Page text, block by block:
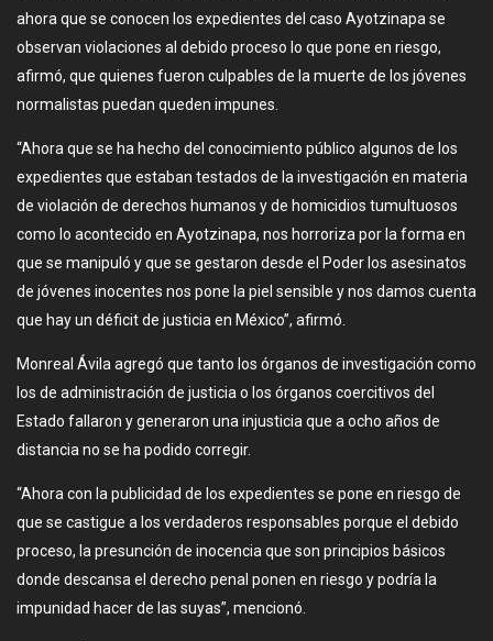
ahora que se conocen los expedientes del caso Ayotzinapa se
observan violaciones al debido proceso lo que pone en riesgo,
afirmó, que quienes fueron culpables de la muerte de los jóvenes
normalistas puedan queden impunes.
“Ahora que se ha hecho del conocimiento público algunos de los
expedientes que estaban testados de la investigación en materia
de violación de derechos humanos y de homicidios tumultuosos
como lo acontecido en Ayotzinapa, nos horroriza por la forma en
que se manipuló y que se gestaron desde el Poder los asesinatos
de jóvenes inocentes nos pone la piel sensible y nos damos cuenta
que hay un déficit de justicia en México”, afirmó.
Monreal Ávila agregó que tanto los órganos de investigación como
los de administración de justicia o los órganos coercitivos del
Estado fallaron y generaron una injusticia que a ocho años de
distancia no se ha podido corregir.
“Ahora con la publicidad de los expedientes se pone en riesgo de
que se castigue a los verdaderos responsables porque el debido
proceso, la presunción de inocencia que son principios básicos
donde descansa el derecho penal ponen en riesgo y podría la
impunidad hacer de las suyas”, mencionó.